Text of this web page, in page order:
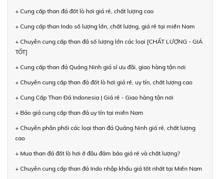
+ Cung cấp than đá đốt lò hơi giá rẻ, chất lượng cao
+ Cung cấp than Indo số lượng lớn, chất lượng, giá rẻ tại miền Nam
+ Chuyên cung cấp than đá số lượng lớn các loại [CHẤT LƯỢNG - GIÁ
TỐT]
+ Cung cấp than đá Quảng Ninh giá sỉ ưu đãi, giao hàng tận nơi
+ Chuyên cung cấp than đá đốt lò hơi giá rẻ, uy tín, chất lượng cao
+ Cung Cấp Than Đá Indonesia | Giá rẻ - Giao hàng tận nơi
+ Báo giá cung cấp than đá uy tín tại miền Nam
+ Chuyên phân phối các loại than đá Quảng Ninh giá rẻ, chất lượng
cao
+ Mua than đá đốt lò hơi ở đâu đảm bảo giá rẻ và chất lượng?
+ Chuyên cung cấp than đá Indo nhập khẩu giá tốt nhất tại Miền Nam